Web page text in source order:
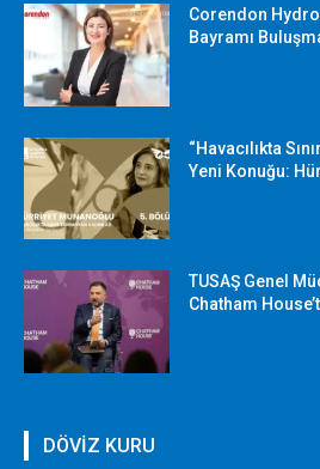
Corendon
Bayramı
“Havacılıkta
Yeni Konuğu:
TUSAŞ Genel
Chatham
DÖVİZ KURU